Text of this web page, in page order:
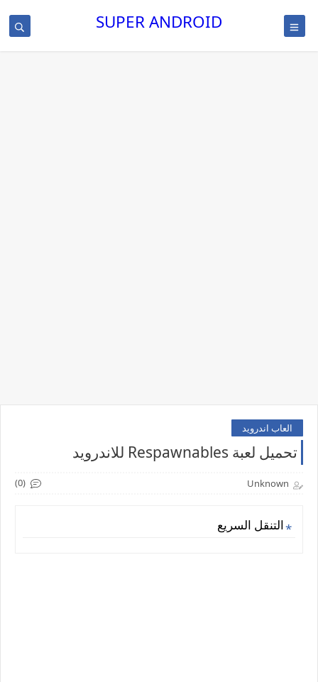
SUPER ANDROID
العاب اندرويد
تحميل لعبة Respawnables للاندرويد
Unknown
(0)
التنقل السريع